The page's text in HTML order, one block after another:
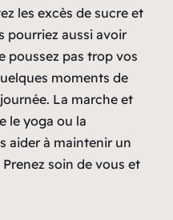
les excès de sucre et
pourriez aussi avoir
poussez pas trop vos
moments de
La marche et
le yoga ou la
aider à maintenir un
soin de vous et